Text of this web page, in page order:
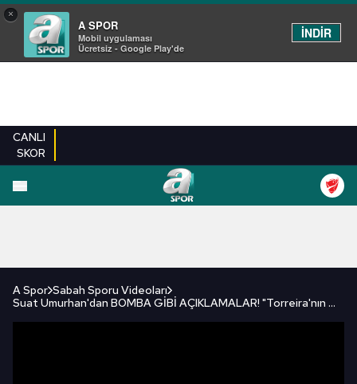
×
A SPOR
Mobil uygulaması
Ücretsiz - Google Play'de
İNDİR
CANLI
SKOR
FUTBOL
A Spor Sabah Sporu Videoları
Suat Umurhan'dan BOMBA GİBİ AÇIKLAMALAR! "Torreira'nın Gözyaşları, Bana Veda Gibi Geldi..."